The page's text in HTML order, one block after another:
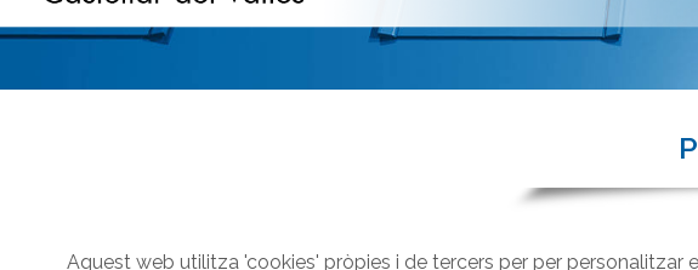
Aquest web utilitza 'cookies' pròpies i de tercers per per personalitzar